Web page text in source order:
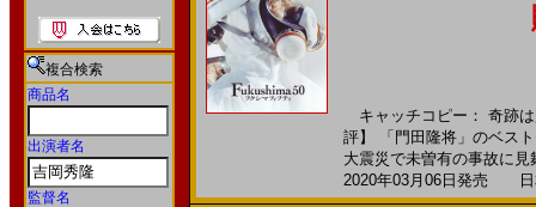
複合検索
商品名
出演者名
監督名
キャッチコピー： 奇跡
評】 「門田隆将」のベス
大震災で未曽有の事故に
2020年03月06日発売 日